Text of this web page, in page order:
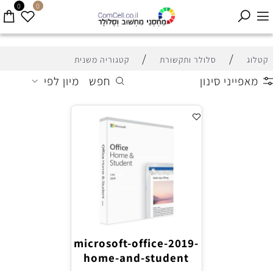
0 0
קטלוג / סלולר ותקשורת / קטגוריה משנית
מאפייני סינון חפש מיון לפי
microsoft-office-2019-
home-and-student